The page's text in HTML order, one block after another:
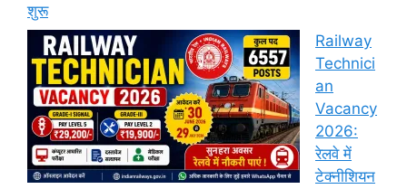
शुरू
Railway
Technici
an
Vacancy
2026:
रेलवे में
टेक्नीशियन